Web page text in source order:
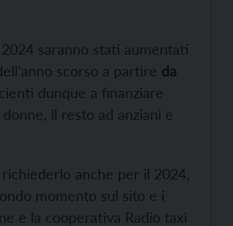
saranno stati aumentati
scorso a partire da
dunque a finanziare
il resto ad anziani e
anche per il 2024,
momento sul sito e i
e la cooperativa Radio taxi